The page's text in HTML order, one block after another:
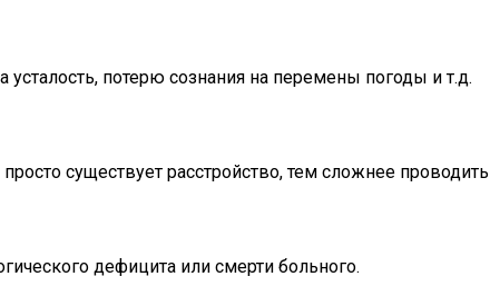
потерю сознания на перемены погоды и т.д.
существует расстройство, тем сложнее проводить
дефицита или смерти больного.